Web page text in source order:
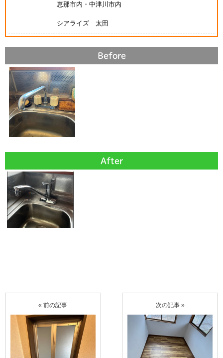
恵那市内・中津川市内
シアライズ 太田
Before
After
« 前の記事 次の記事 »